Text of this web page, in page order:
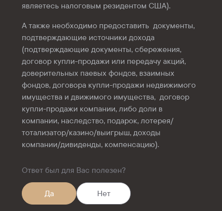
являетесь налоговым резидентом США).
А также необходимо предоставить документы,
подтверждающие источники дохода
(подтверждающие документы, сбережения,
договор купли-продажи или передачу акций,
доверительных паевых фондов, взаимных
фондов, договора купли-продажи недвижимого
имущества и движимого имущества, договор
купли-продажи компании, либо доли в
компании, наследство, подарок, лотерея/
тотализатор/казино/выигрыш, доходы
компании/дивиденды, компенсацию).
Ответ был для Вас полезен?
Да Нет